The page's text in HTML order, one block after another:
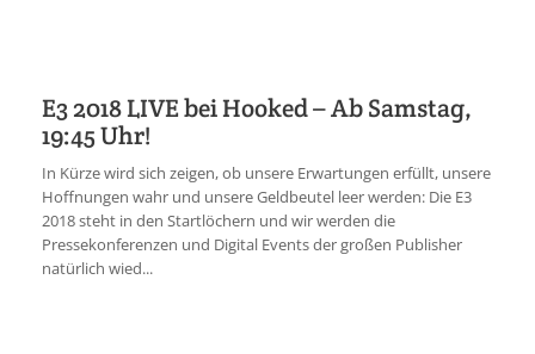
E3 2018 LIVE bei Hooked – Ab Samstag,
19:45 Uhr!
In Kürze wird sich zeigen, ob unsere Erwartungen erfüllt, unsere
Hoffnungen wahr und unsere Geldbeutel leer werden: Die E3
2018 steht in den Startlöchern und wir werden die
Pressekonferenzen und Digital Events der großen Publisher
natürlich wied...